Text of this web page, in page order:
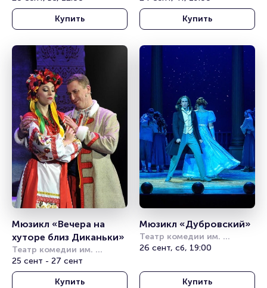
Купить Купить
Мюзикл «Вечера на
хуторе близ Диканьки»
Театр комедии им.
Акимова
25 сент - 27 сент
Купить
Мюзикл «Дубровский»
Театр комедии им.
Акимова
26 сент, сб, 19:00
Купить